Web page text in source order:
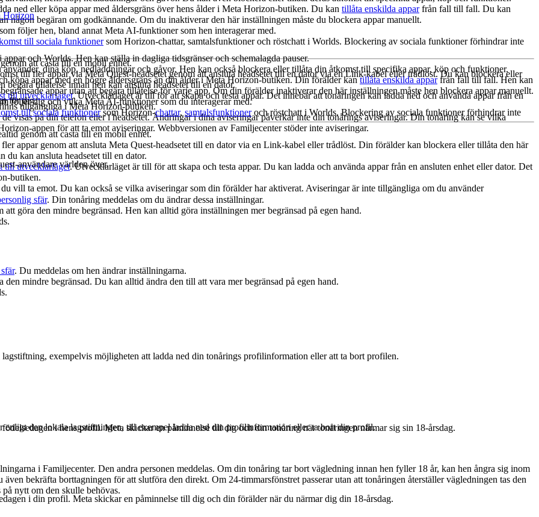
ned eller köpa appar med åldersgräns över hens ålder i Meta Horizon-butiken. Du kan tillåta enskilda apparfrån fall till fall. Du kan
någon begäran om godkännande. Om du inaktiverar den här inställningen måste du blockera appar manuellt.
följer hen, bland annat Meta AI-funktioner som hen interagerar med.
till sociala funktionersom Horizon-chattar, samtalsfunktioner och röstchatt i Worlds. Blockering av sociala funktioner förhindrar inte
att casta till en mobil enhet.
till fler appar via Meta Quest-headsetet genom att ansluta headsetet till en dator via en Link-kabel eller trådlöst. Du kan blockera eller
tillåtelse innan hen kan ansluta headsetet till en dator.
till utvecklarläget. Utvecklarläget är till för att skapa och testa appar. Det innebär att tonåringen kan ladda ned och använda appar från en
tillgängliga i Meta Horizon-butiken.
visas på din telefon eller i headsetet. Ändringar i dina aviseringar påverkar inte din tonårings aviseringar. Din tonåring kan se vilka
appen för att ta emot aviseringar. Webbversionen av Familjecenter stöder inte aviseringar.
sfär. Din tonåring meddelas om du ändrar dessa inställningar.
göra den mindre begränsad. Hen kan alltid göra inställningen mer begränsad på egen hand.
exempelvis möjligheten att ladda ned din tonårings profilinformation eller att ta bort profilen.
i hens profil. Meta skickar en påminnelse till dig och din tonåring när tonåringen närmar sig sin 18-årsdag.
i Familjecenter. Den andra personen meddelas. Om din tonåring tar bort vägledning innan hen fyller 18 år, kan hen ångra sig inom
bekräfta borttagningen för att slutföra den direkt. Om 24-timmarsfönstret passerar utan att tonåringen återställer vägledningen tas den
nytt om den skulle behövas.
och Worlds. Hen kan ställa in dagliga tidsgränser och schemalagda pauser.
dina köp, nedladdningar och gåvor. Hen kan också blockera eller tillåta din åtkomst till specifika appar, köp och funktioner.
köpa appar med en högre åldersgräns än din ålder i Meta Horizon-butiken. Din förälder kantillåta enskilda apparfrån fall till fall. Hen kan
appar utan att begära tillåtelse för varje app. Om din förälder inaktiverar den här inställningen måste hen blockera appar manuellt.
följer dig och vilka Meta AI-funktioner som du interagerar med.
till sociala funktionersom Horizon-chattar, samtalsfunktioneroch röstchatt i Worlds. Blockering av sociala funktioner förhindrar inte
genom att casta till en mobil enhet.
appar genom att ansluta Meta Quest-headsetet till en dator via en Link-kabel eller trådlöst. Din förälder kan blockera eller tillåta den här
du kan ansluta headsetet till en dator.
till utvecklarläget. Utvecklarläget är till för att skapa och testa appar. Du kan ladda och använda appar från en ansluten enhet eller dator. Det
butiken.
vill ta emot. Du kan också se vilka aviseringar som din förälder har aktiverat. Aviseringar är inte tillgängliga om du använder
. Du meddelas om hen ändrar inställningarna.
mindre begränsad. Du kan alltid ändra den till att vara mer begränsad på egen hand.
den lokala lagstiftningen, till exempel ladda ned din profilinformation eller ta bort din profil.
i din profil. Meta skickar en påminnelse till dig och din förälder när du närmar dig din 18-årsdag.
Horizon
för dig.
användare världen över.